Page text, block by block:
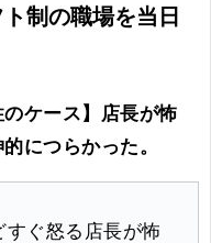
制の職場を当日
ケース】 店長が怖
につらかった。
ぐ怒る店長が怖